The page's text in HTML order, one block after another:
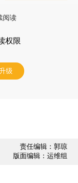
阅读
权限
级
责任编辑：郭琼
版面编辑：运维组